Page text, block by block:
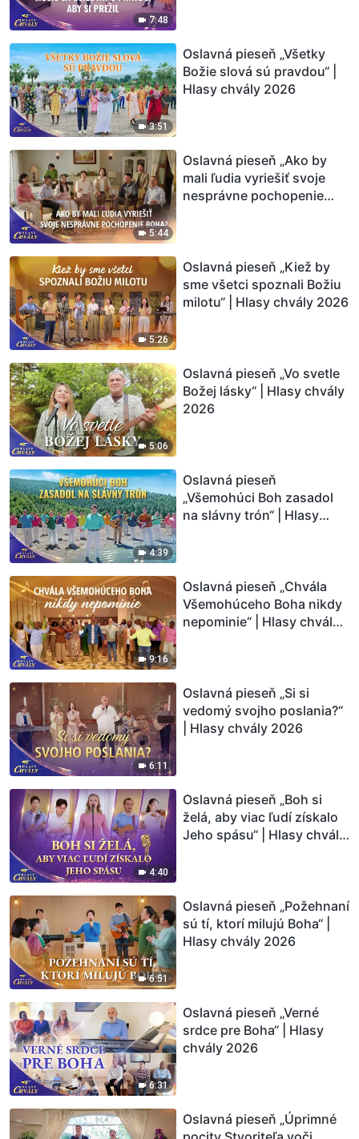
7:48
3:51
Oslavná pieseň „Všetky
Božie slová sú pravdou“ |
Hlasy chvály 2026
5:44
Oslavná pieseň „Ako by
mali ľudia vyriešiť svoje
nesprávne pochopenie
5:26
Oslavná pieseň „Kiež by
sme všetci spoznali Božiu
milotu“ | Hlasy chvály 2026
5:06
Oslavná pieseň „Vo svetle
Božej lásky“ | Hlasy chvály
2026
4:39
Oslavná pieseň
„Všemohúci Boh zasadol
na slávny trón“ | Hlasy
9:16
Oslavná pieseň „Chvála
Všemohúceho Boha nikdy
nepominie“ | Hlasy chvály
6:11
Oslavná pieseň „Si si
vedomý svojho poslania?“
| Hlasy chvály 2026
4:40
Oslavná pieseň „Boh si
želá, aby viac ľudí získalo
Jeho spásu“ | Hlasy chvály
6:51
Oslavná pieseň „Požehnaní
sú tí, ktorí milujú Boha“ |
Hlasy chvály 2026
6:31
Oslavná pieseň „Verné
srdce pre Boha“ | Hlasy
chvály 2026
Oslavná pieseň „Úprimné